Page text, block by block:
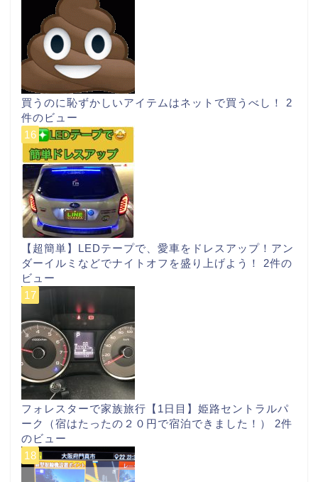
買うのに恥ずかしいアイテムはネットで買うべし！ 2
件のビュー
【超簡単】LEDテープで、愛車をドレスアップ！アン
ダーイルミなどでナイトオフを盛り上げよう！ 2件の
ビュー
フォレスターで家族旅行【1日目】姫路セントラルパ
ーク（宿はたったの２０円で宿泊できました！） 2件
のビュー